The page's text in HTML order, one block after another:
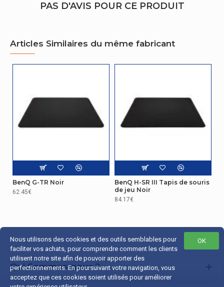
PAS D'AVIS POUR CE PRODUIT
Articles Similaires du même fabricant
BenQ G-TR Noir
62.45€
BenQ H-SR III Tapis de souris
de jeu Noir
84.17€
Qui Sommes-nous ?
OK
Nous utilisons des cookies et des outils semblables pour
faciliter vos achats, pour comprendre comment les clients
utilisent notre site afin de pouvoir apporter des
perfectionnements. En poursuivant votre navigation, vous
acceptez que ces cookies soient utilisés pour améliorer